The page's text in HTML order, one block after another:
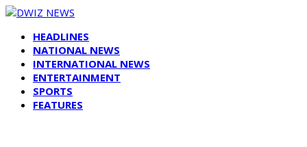
HEADLINES
NATIONAL NEWS
INTERNATIONAL NEWS
ENTERTAINMENT
SPORTS
FEATURES